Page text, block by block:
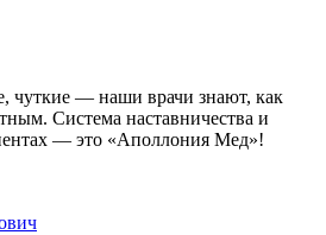
— наши врачи знают, как
Система наставничества и
— это «Аполлония Мед»!